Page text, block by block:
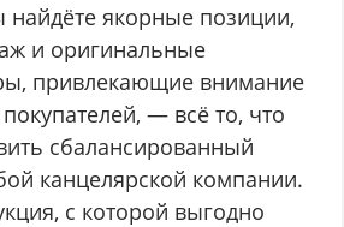
найдёте якорные позиции,
и оригинальные
привлекающие внимание
— всё то, что
сбалансированный
канцелярской компании.
с которой выгодно